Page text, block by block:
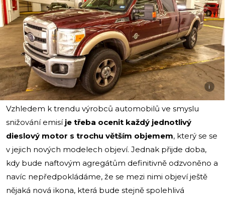
i
Vzhledem k trendu výrobců automobilů ve smyslu
snižování emisí je třeba ocenit každý jednotlivý
dieslový motor s trochu větším objemem, který se se
v jejich nových modelech objeví. Jednak přijde doba,
kdy bude naftovým agregátům definitivně odzvoněno a
navíc nepředpokládáme, že se mezi nimi objeví ještě
nějaká nová ikona, která bude stejně spolehlivá